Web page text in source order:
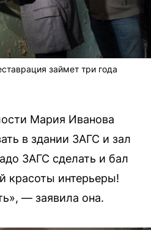
займет три года
Мария Иванова
в здании ЗАГС и зал
ЗАГС сделать и бал
красоты интерьеры!
— заявила она.